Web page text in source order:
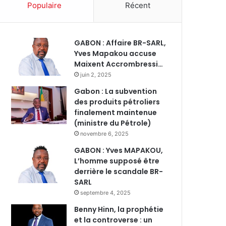
Populaire Récent
GABON : Affaire BR-SARL,
Yves Mapakou accuse
Maixent Accrombressi…
juin 2, 2025
Gabon : La subvention
des produits pétroliers
finalement maintenue
(ministre du Pétrole)
novembre 6, 2025
GABON : Yves MAPAKOU,
L’homme supposé être
derrière le scandale BR-
SARL
septembre 4, 2025
Benny Hinn, la prophétie
et la controverse : un